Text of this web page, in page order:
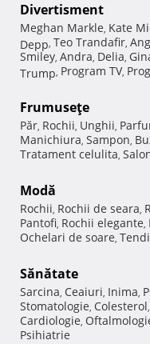
Divertisment
Meghan Markle, Kate
Depp, Teo Trandafir,
Smiley, Andra, Delia,
Trump, Program TV,
Frumuseţe
Păr, Rochii, Unghii,
Manichiura, Sampon,
Tratament celulita,
Modă
Rochii, Rochii de seara,
Pantofi, Rochii elegante,
Ochelari de soare,
Sănătate
Sarcina, Ceaiuri, Inima,
Stomatologie, Colesterol,
Cardiologie,
Psihiatrie